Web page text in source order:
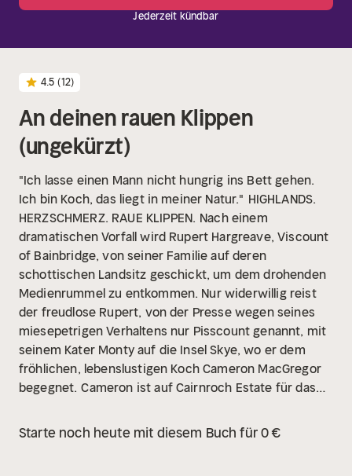
Jederzeit kündbar
4.5 (12)
An deinen rauen Klippen
(ungekürzt)
"Ich lasse einen Mann nicht hungrig ins Bett gehen.
Ich bin Koch, das liegt in meiner Natur." HIGHLANDS.
HERZSCHMERZ. RAUE KLIPPEN. Nach einem
dramatischen Vorfall wird Rupert Hargreave, Viscount
of Bainbridge, von seiner Familie auf deren
schottischen Landsitz geschickt, um dem drohenden
Medienrummel zu entkommen. Nur widerwillig reist
der freudlose Rupert, von der Presse wegen seines
miesepetrigen Verhaltens nur Pisscount genannt, mit
seinem Kater Monty auf die Insel Skye, wo er dem
fröhlichen, lebenslustigen Koch Cameron MacGregor
begegnet. Cameron ist auf Cairnroch Estate für das
ganz besonders zu Herzen, als er dem Viscount mit
Starte noch heute mit diesem Buch für 0 €